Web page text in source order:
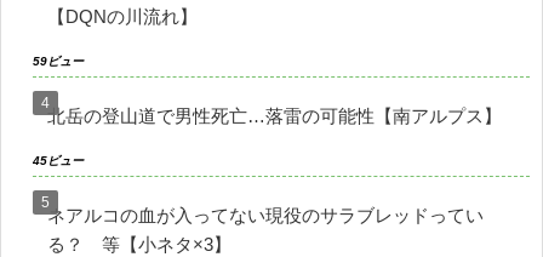
【DQNの川流れ】
59ビュー
北岳の登山道で男性死亡…落雷の可能性【南アルプス】
45ビュー
ネアルコの血が入ってない現役のサラブレッドってい
る？ 等【小ネタ×3】